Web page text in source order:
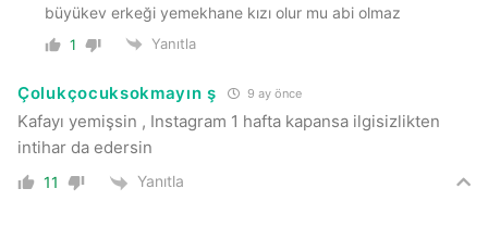
büyükev erkeği yemekhane kızı olur mu abi olmaz
1 Yanıtla
Çolukçocuksokmayın ş 9 ay önce
Kafayı yemişsin , Instagram 1 hafta kapansa ilgisizlikten
intihar da edersin
11 Yanıtla